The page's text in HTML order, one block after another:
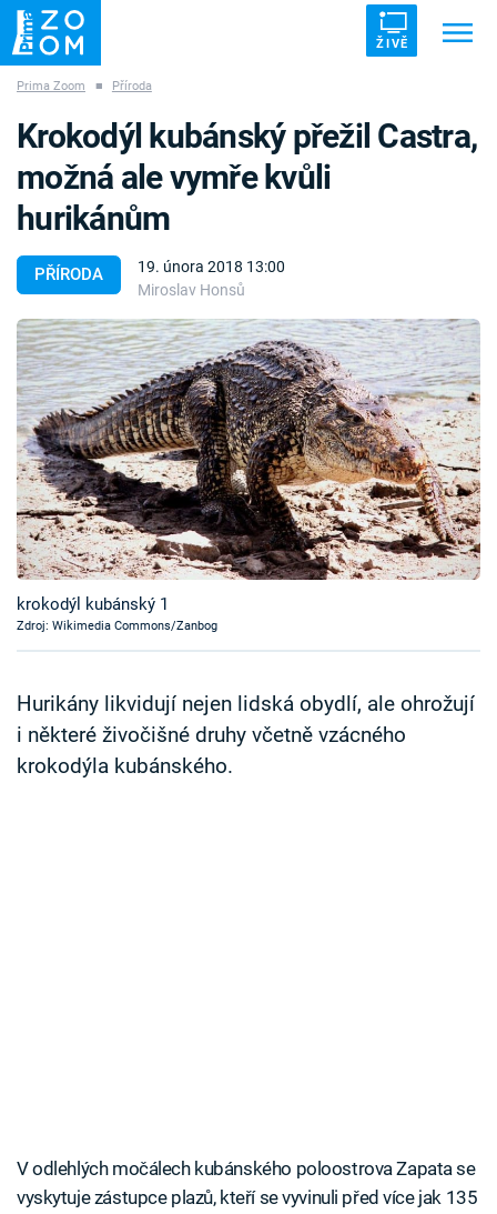
ŽIVĚ
ZÁHADY VETŘELCI DÁVNOVĚKU
Témata
Témata
Pořady
TV Program
Časopis
Sledujte prima+
Sledujte nás
Prima Zoom ■ Příroda
PŘÍRODA
19. února 2018 13:00
Miroslav Honsů
Krokodýl kubánský přežil Castra,
možná ale vymře kvůli
hurikánům
krokodýl kubánský 1
Zdroj: Wikimedia Commons/Zanbog
Hurikány likvidují nejen lidská obydlí, ale ohrožují
i některé živočišné druhy včetně vzácného
krokodýla kubánského.
V odlehlých močálech kubánského poloostrova Zapata se
vyskytuje zástupce plazů, kteří se vyvinuli před více jak 135